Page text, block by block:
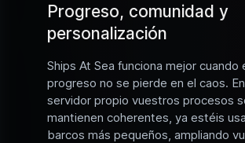
Progreso, comunidad y
personalización
Ships At Sea funciona mejor cuando
progreso no se pierde en el caos.
servidor propio vuestros procesos
mantienen coherentes, ya estéis
barcos más pequeños, ampliando